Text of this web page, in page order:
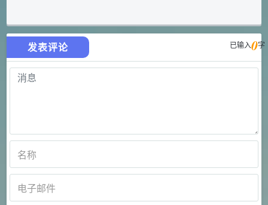
发表评论 已输入0字